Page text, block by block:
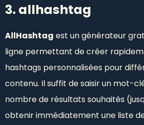
3. allhashtag
AllHashtag est un générateur
ligne permettant de créer
hashtags personnalisées pour
contenu. Il suffit de saisir un mot-
nombre de résultats souhaités
obtenir immédiatement une liste